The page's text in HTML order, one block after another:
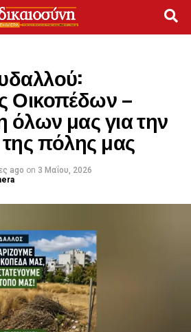
Οικοπέδων –
μας για την
πόλης μας
ago on 3 Μαΐου, 2026